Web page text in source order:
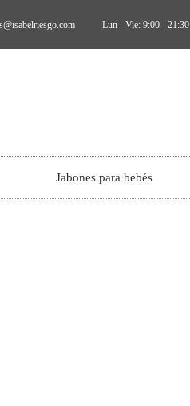
Lun - Vie: 9:00 - 21:30
Jabones para bebés